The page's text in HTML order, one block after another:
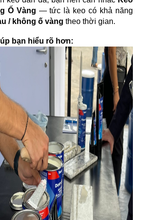
Ố Vàng — tức là keo có khả năng
/ không ố vàng theo thời gian.
bạn hiểu rõ hơn: